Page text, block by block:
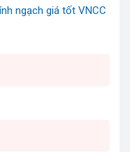
ngạch giá tốt VNCC